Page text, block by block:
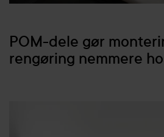
POM-dele gør
rengøring nemmere